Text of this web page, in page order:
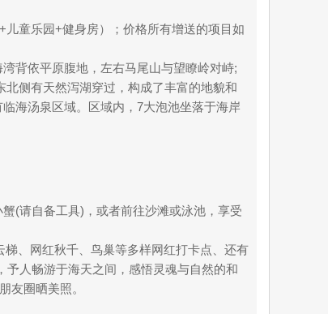
童乐园+健身房）；价格所有增送的项目如
背依平原腹地，左右马尾山与望瞭岭对峙;
侧有天然泻湖穿过，构成了丰富的地貌和
海汤泉区域。区域内，7大泡池坐落于海岸
(请自备工具)，或者前往沙滩或泳池，享受
、网红秋千、鸟巢等多样网红打卡点、还有
予人畅游于海天之间，感悟灵魂与自然的和
友圈晒美照。